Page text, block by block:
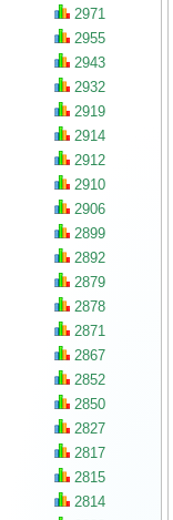
2971
2955
2943
2932
2919
2914
2912
2910
2906
2899
2892
2879
2878
2871
2867
2852
2850
2827
2817
2815
2814